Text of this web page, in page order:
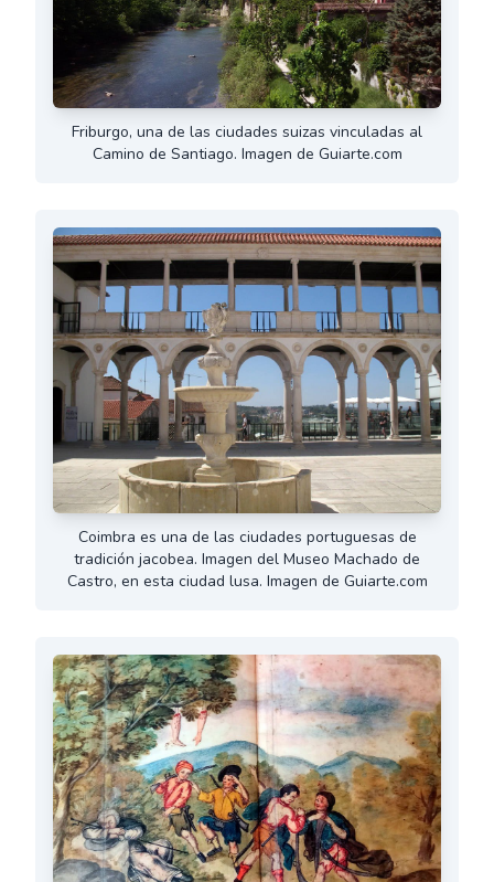
Friburgo, una de las ciudades suizas vinculadas al
Camino de Santiago. Imagen de Guiarte.com
Coimbra es una de las ciudades portuguesas de
tradición jacobea. Imagen del Museo Machado de
Castro, en esta ciudad lusa. Imagen de Guiarte.com